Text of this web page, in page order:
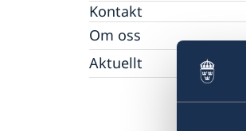
Kontakt
Om oss
Ambassadör
Lediga tjänster
Aktuellt